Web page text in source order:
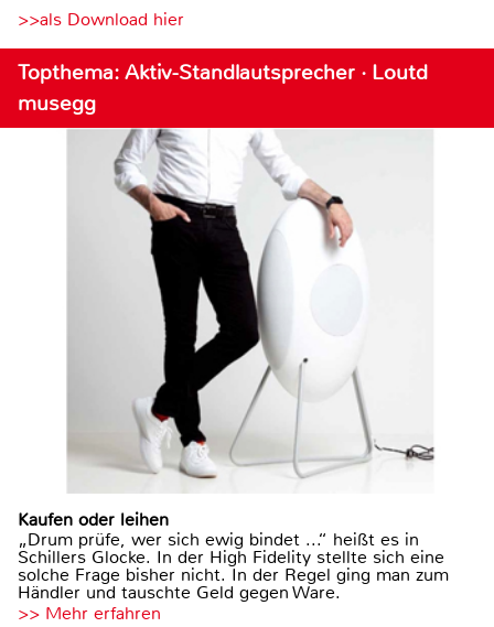
>>als Download hier
Topthema: Aktiv-Standlautsprecher · Loutd
musegg
Kaufen oder leihen
„Drum prüfe, wer sich ewig bindet ...“ heißt es in
Schillers Glocke. In der High Fidelity stellte sich eine
solche Frage bisher nicht. In der Regel ging man zum
Händler und tauschte Geld gegen Ware.
>> Mehr erfahren